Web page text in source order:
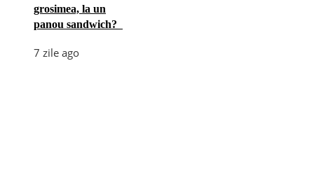
grosimea, la un
panou sandwich?
7 zile ago